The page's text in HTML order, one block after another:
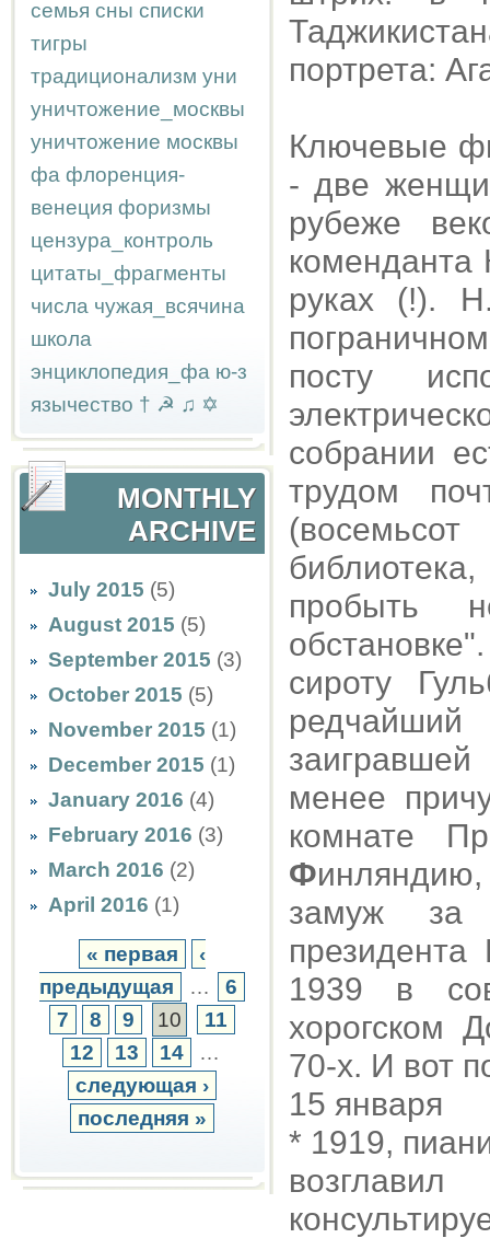
семья сны списки
тигры
традиционализм уни
уничтожение_москвы
уничтожение москвы
фа флоренция-
венеция форизмы
цензура_контроль
цитаты_фрагменты
числа чужая_всячина
школа
энциклопедия_фа ю-з
язычество † ☭ ♫ ✡
MONTHLY
ARCHIVE
July 2015 (5)
August 2015 (5)
September 2015 (3)
October 2015 (5)
November 2015 (1)
December 2015 (1)
January 2016 (4)
February 2016 (3)
March 2016 (2)
April 2016 (1)
« первая
‹
предыдущая
…
6
7
8 9 10
11
12
13 14
…
следующая ›
последняя »
портрета:
Ключевые
- две
рубеже
коменданта
руках (!).
посту
собрании
трудом
пробыть
сироту
менее
комнате
Ф
замуж за
1939 в
хорогском
70-х. И вот
15 января
* 1919,